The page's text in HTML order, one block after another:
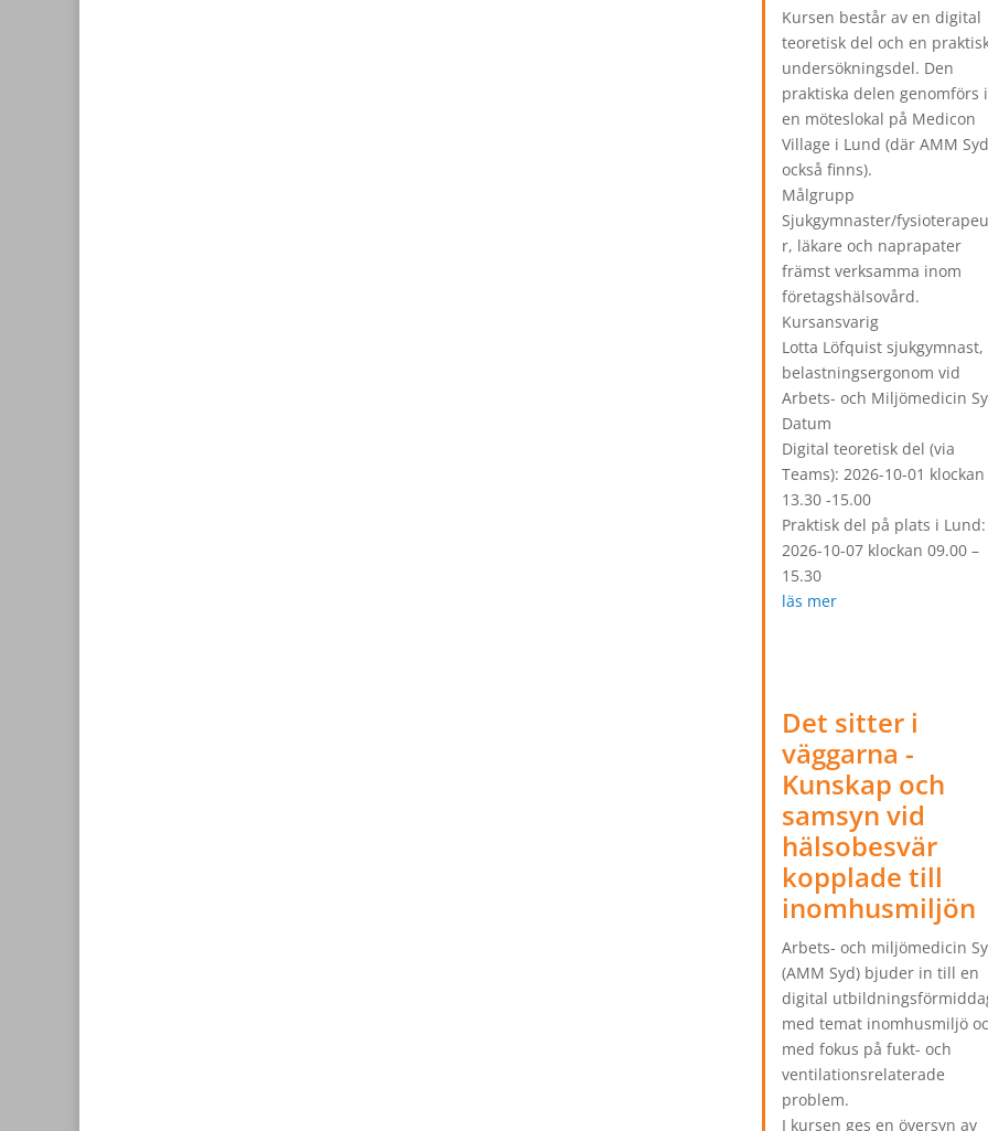
Kursen består av en digital
teoretisk del och en
undersökningsdel. Den
praktiska delen genomförs i
en möteslokal på Medicon
Village i Lund (där AMM Syd
också finns).
Målgrupp
Sjukgymnaster/
r, läkare och naprapater
främst verksamma inom
företagshälsovård.
Kursansvarig
Lotta Löfquist sjukgymnast,
belastningsergonom vid
Arbets- och Miljömedicin
Datum
Digital teoretisk del (via
Teams): 2026-10-01 klockan
13.30 -15.00
Praktisk del på plats i Lund:
2026-10-07 klockan 09.00 –
15.30
läs mer
Det sitter i
väggarna -
Kunskap och
samsyn vid
hälsobesvär
kopplade till
inomhusmiljön
Arbets- och miljömedicin
(AMM Syd) bjuder in till en
digital
med temat inomhusmiljö
med fokus på fukt- och
ventilationsrelaterade
problem.
I kursen ges en översyn av